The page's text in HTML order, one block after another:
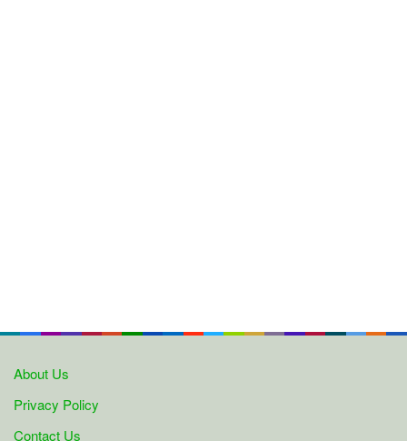
About Us
Privacy Policy
Contact Us